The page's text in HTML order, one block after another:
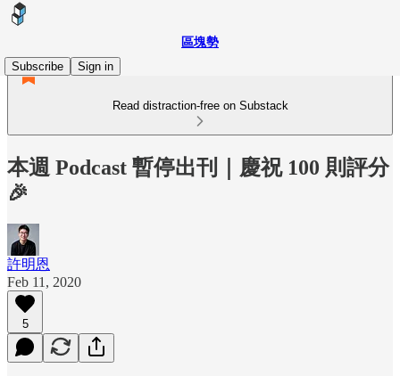
區塊勢
Subscribe
Sign in
Read distraction-free on Substack
本週 Podcast 暫停出刊｜慶祝 100 則評分
🎉
許明恩
Feb 11, 2020
5